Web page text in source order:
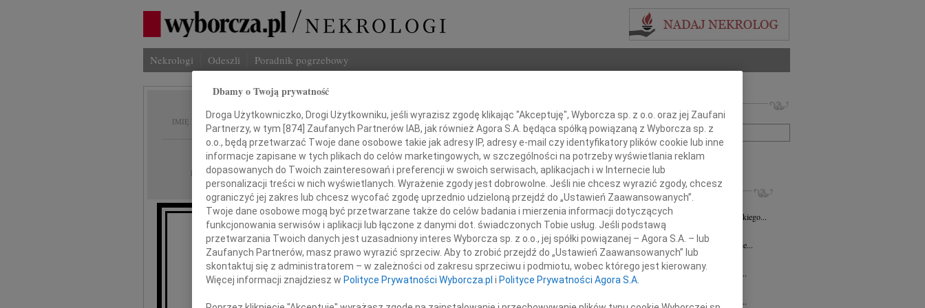
Nekrologi Odeszli Poradnik pogrzebowy
IMIĘ I NAZWISKO: Daniela Ilnicka
REGION: Opole
DATA EMISJI: 18.11.2016
Z głębokim smutkiem przyjęliśmy wiadomość o śmierci
Danieli Ilnickiej
Imię i nazwisko lub numer ogłoszenia:
+ szukanie zaawansowane
INNE NEKROLOGI
05.08.2026Opole
Pani Danucie Juszczak-Puppel wyrazy głębokiego...
23.07.2026Opole
Śmierć zawsze jest niespodziewana, nigdy nie...
Wojciech Pogorzelski
Z głębokim żalem przyjęliśmy wiadomość o...
Janusz Maksym
Z głębokim żalem przyjęliśmy wiadomość o...
Dbamy o Twoją prywatność
Droga Użytkowniczko, Drogi Użytkowniku, jeśli wyrazisz zgodę klikając "Akceptuję", Wyborcza sp. z o.o. oraz jej Zaufani
Partnerzy, w tym [874] Zaufanych Partnerów IAB, jak również Agora S.A. będąca spółką powiązaną z Wyborcza sp. z
o.o., będą przetwarzać Twoje dane osobowe takie jak adresy IP, adresy e-mail czy identyfikatory plików cookie lub inne
informacje zapisane w tych plikach do celów marketingowych, w szczególności na potrzeby wyświetlania reklam
dopasowanych do Twoich zainteresowań i preferencji w swoich serwisach, aplikacjach i w Internecie lub
personalizacji treści w nich wyświetlanych. Wyrażenie zgody jest dobrowolne. Jeśli nie chcesz wyrazić zgody, chcesz
ograniczyć jej zakres lub chcesz wycofać zgodę uprzednio udzieloną przejdź do „Ustawień Zaawansowanych”.
Twoje dane osobowe mogą być przetwarzane także do celów badania i mierzenia informacji dotyczących
funkcjonowania serwisów i aplikacji lub łączone z danymi dot. świadczonych Tobie usług. Jeśli podstawą
przetwarzania Twoich danych jest uzasadniony interes Wyborcza sp. z o.o., jej spółki powiązanej – Agora S.A. – lub
Zaufanych Partnerów, masz prawo wyrazić sprzeciw. Aby to zrobić przejdź do „Ustawień Zaawansowanych” lub
skontaktuj się z administratorem – w zależności od zakresu sprzeciwu i podmiotu, wobec którego jest kierowany.
Więcej informacji znajdziesz w Polityce Prywatności Wyborcza.pl i Polityce Prywatności Agora S.A.